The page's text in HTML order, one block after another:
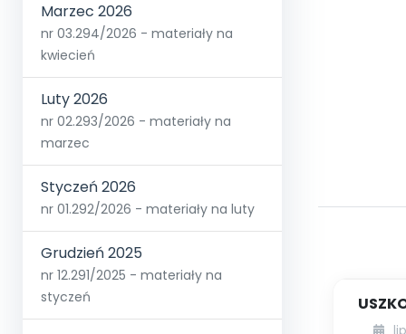
Marzec 2026
nr 03.294/2026 - materiały na
kwiecień
Luty 2026
nr 02.293/2026 - materiały na
marzec
Styczeń 2026
nr 01.292/2026 - materiały na luty
Grudzień 2025
nr 12.291/2025 - materiały na
styczeń